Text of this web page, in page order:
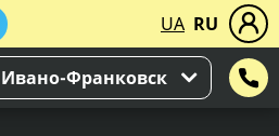
UA RU
Ивано-Франковск